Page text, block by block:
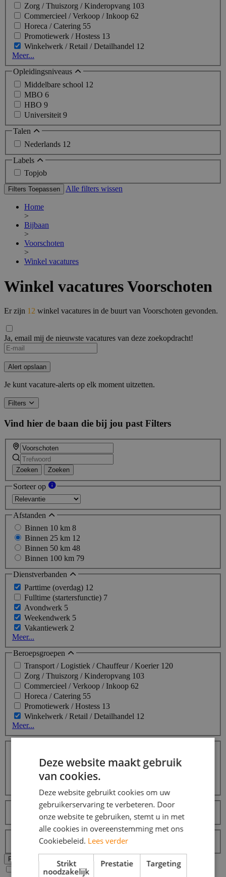
Zorg / Thuiszorg / Kinderopvang 103
Commercieel / Verkoop / Inkoop 62
Horeca / Catering 55
Promotiewerk / Hostess 13
Winkelwerk / Retail / Detailhandel 12
Meer...
Opleidingsniveaus
Middelbare school 12
MBO 6
HBO 9
Universiteit 9
Talen
Nederlands 12
Labels
Topjob
Filters Toepassen Alle filters wissen
Home
>
Bijbaan
>
Voorschoten
>
Winkel vacatures
Winkel vacatures Voorschoten
Er zijn 12 winkel vacatures in de buurt van Voorschoten gevonden.
Ja, email mij de nieuwste vacatures van deze zoekopdracht!
Alert opslaan
Je kunt vacature-alerts op elk moment uitzetten.
Filters
Vind hier de baan die bij jou past Filters
Zoeken Zoeken
Sorteer op
Afstanden
Binnen 10 km 8
Binnen 25 km 12
Binnen 50 km 48
Binnen 100 km 79
Dienstverbanden
Parttime (overdag) 12
Fulltime (startersfunctie) 7
Avondwerk 5
Weekendwerk 5
Vakantiewerk 2
Meer...
Beroepsgroepen
Transport / Logistiek / Chauffeur / Koerier 120
Zorg / Thuiszorg / Kinderopvang 103
Commercieel / Verkoop / Inkoop 62
Horeca / Catering 55
Promotiewerk / Hostess 13
Winkelwerk / Retail / Detailhandel 12
Meer...
MBO6
HBO9
Nederlands12
Topjob
Filters Toepassen
Alle filters wissen
Ja, email mij de nieuwste vacatures van deze zoekopdracht!
Deze website maakt gebruik
van cookies.
Deze website gebruikt cookies om uw
gebruikerservaring te verbeteren. Door
onze website te gebruiken, stemt u in met
alle cookies in overeenstemming met ons
Cookiebeleid. Lees verder
Strikt
noodzakelijk
Prestatie Targeting